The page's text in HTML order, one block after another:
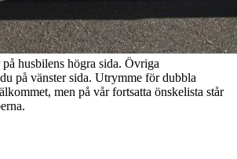
husbilens högra sida. Övriga
på vänster sida. Utrymme för dubbla
men på vår fortsatta önskelista står